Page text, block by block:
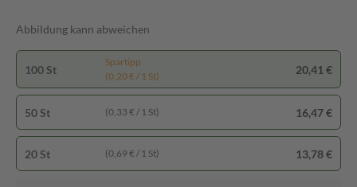
Abbildung kann abweichen
100 St
Spartipp
(0,20 € / 1 St)
20,41 €
50 St (0,33 € / 1 St) 16,47 €
20 St (0,69 € / 1 St) 13,78 €